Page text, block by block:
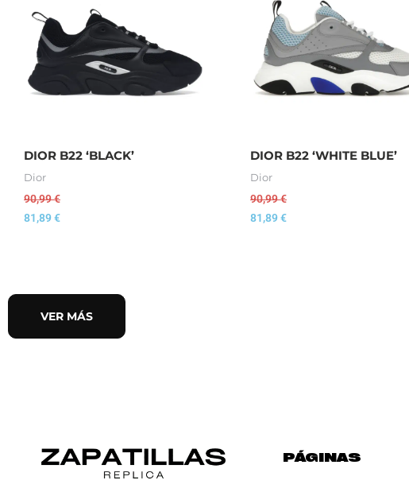
DIOR B22 ‘BLACK’
Dior
90,99€
81,89€
DIOR B22 ‘WHITE BLUE’
Dior
90,99€
81,89€
VER MÁS
PÁGINAS